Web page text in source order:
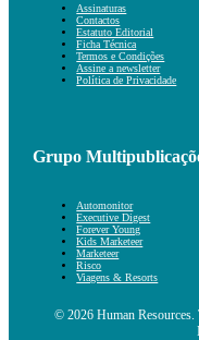
Assinaturas
Contactos
Estatuto Editorial
Ficha Técnica
Termos e Condições
Assine a newsletter
Política de Privacidade
Grupo
Automonitor
Executive Digest
Forever Young
Kids Marketeer
Marketeer
Risco
Viagens & Resorts
© 2026 Human Resources.